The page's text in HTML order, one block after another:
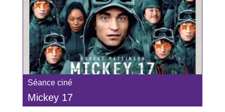
Séance ciné
Mickey 17